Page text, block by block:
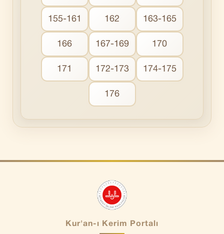
155-161 162 163-165
166 167-169 170
171 172-173 174-175
176
Kur'an-ı Kerim Portalı